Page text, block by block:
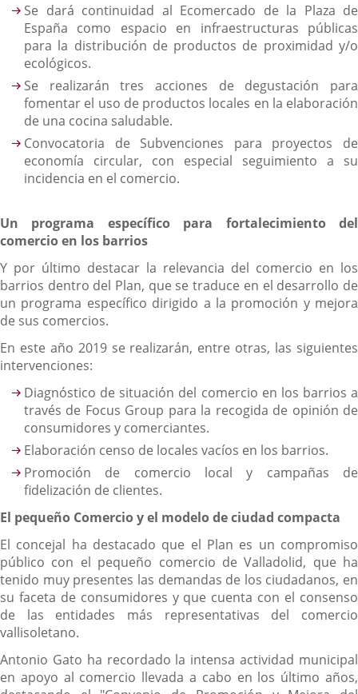
Se dará continuidad al Ecomercado de la Plaza de
España como espacio en infraestructuras públicas
para la distribución de productos de proximidad y/o
ecológicos.
Se realizarán tres acciones de degustación para
fomentar el uso de productos locales en la elaboración
de una cocina saludable.
Convocatoria de Subvenciones para proyectos de
economía circular, con especial seguimiento a su
incidencia en el comercio.
Un programa específico para fortalecimiento del
comercio en los barrios
Y por último destacar la relevancia del comercio en los
barrios dentro del Plan, que se traduce en el desarrollo de
un programa específico dirigido a la promoción y mejora
de sus comercios.
En este año 2019 se realizarán, entre otras, las siguientes
intervenciones:
Diagnóstico de situación del comercio en los barrios a
través de Focus Group para la recogida de opinión de
consumidores y comerciantes.
Elaboración censo de locales vacíos en los barrios.
Promoción de comercio local y campañas de
fidelización de clientes.
El pequeño Comercio y el modelo de ciudad compacta
El concejal ha destacado que el Plan es un compromiso
público con el pequeño comercio de Valladolid, que ha
tenido muy presentes las demandas de los ciudadanos, en
su faceta de consumidores y que cuenta con el consenso
de las entidades más representativas del comercio
vallisoletano.
Antonio Gato ha recordado la intensa actividad municipal
en apoyo al comercio llevada a cabo en los último años,